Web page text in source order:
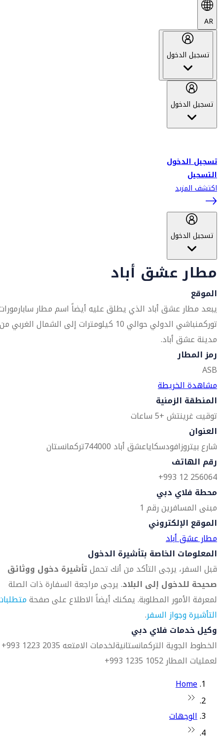
AR
تسجيل الدخول
تسجيل الدخول
تسجيل الدخول
التسجيل
اكتشف المزيد
تسجيل الدخول
مطار عشق أباد
الموقع
يبعد مطار عشق أباد الذي يطلق عليه أيضاً اسم مطار
توركمنباشي الدولي حوالي 10 كيلومترات إلى الشمال الغربي من
مدينة عشق أباد.
رمز المطار
ASB
مشاهدة الخريطة
المنطقة الزمنية
توقيت غرينتش +5 ساعات
العنوان
شارع بيتروزافودسكاياعشق أباد 744000
تركمانستان
رقم الهاتف
256064 12 993+
محطة فلاي دبي
مبنى المسافرين رقم 1
الموقع الإلكتروني
مطار عشق أباد
المعلومات الخاصة بتأشيرة الدخول
قبل السفر، يرجى التأكد من أنك تحملتأشيرة دخول ووثائق
صحيحة للدخول إلى البلاد. يرجى مراجعة السفارة ذات الصلة
لمعرفة الأمور المطلوبة. يمكنك أيضاً الاطلاع على صفحة
التأشيرة وجواز السفر.
وكيل خدمات فلاي دبي
الخطوط الجوية التركمانستانيةلخدمات الامتعه 2035 1223 993+
لعمليات المطار 1052 1235 993+
Home
الوجهات